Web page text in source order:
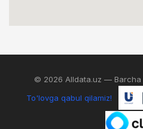
© 2026 Alldata.uz — Barcha
To'lovga qabul qilamiz!